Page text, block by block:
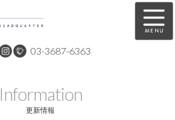
03-3687-6363
Information
更新情報